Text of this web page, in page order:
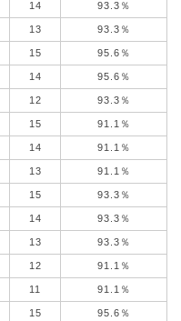
14 93.3％
13 93.3％
15 95.6％
14 95.6％
12 93.3％
15 91.1％
14 91.1％
13 91.1％
15 93.3％
14 93.3％
13 93.3％
12 91.1％
11 91.1％
15 95.6％